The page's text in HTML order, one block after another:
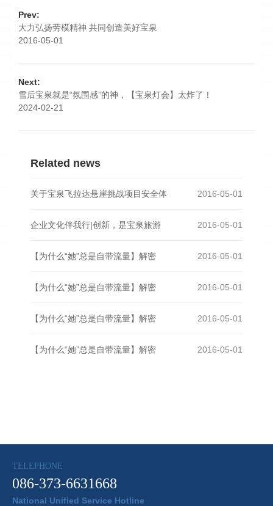
Prev:
大力弘扬劳模精神 共同创造美好宝泉
2016-05-01
Next:
雪后宝泉就是“氛围感”的神，【宝泉灯会】太炸了！
2024-02-21
Related news
2016-05-01
关于宝泉飞拉达悬崖挑战项目安全体
2016-05-01
企业文化伴我行|创新，是宝泉旅游
2016-05-01
【为什么“她”总是自带流量】解密
2016-05-01
【为什么“她”总是自带流量】解密
2016-05-01
【为什么“她”总是自带流量】解密
2016-05-01
【为什么“她”总是自带流量】解密
TELEPHONE
086-373-6631668
National Unified Service Hotline